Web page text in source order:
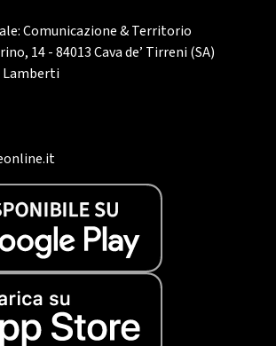
Comunicazione & Territorio
14 - 84013 Cava de’ Tirreni (SA)
Lamberti